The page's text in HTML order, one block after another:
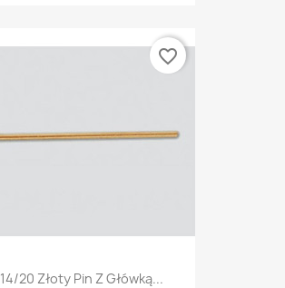
14/20 Złoty Pin Z Główką...
favorite_border